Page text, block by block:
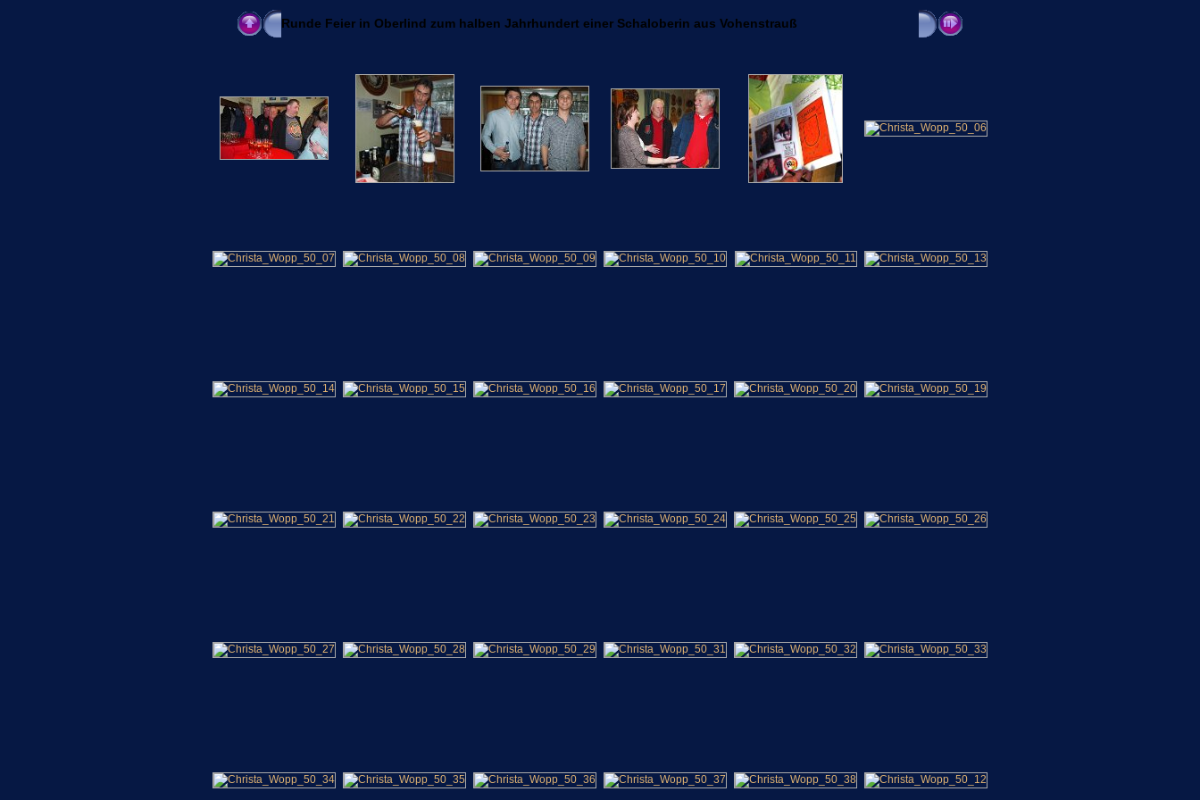
Runde Feier in Oberlind zum halben Jahrhundert einer Schaloberin aus Vohenstrauß